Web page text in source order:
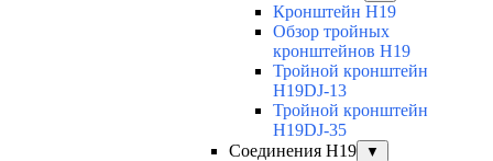
Кронштейн H19
Обзор тройных
кронштейнов H19
Тройной кронштейн
H19DJ-13
Тройной кронштейн
H19DJ-35
Соединения H19
▼